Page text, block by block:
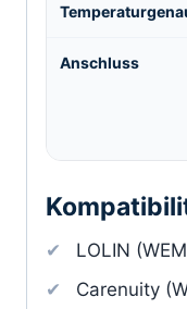
Anschluss
LOLIN
Carenuity